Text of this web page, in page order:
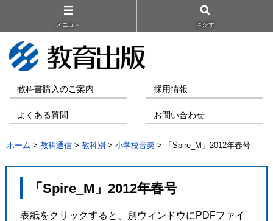
メニュ－ さがす
教科書購入のご案内 採用情報
よくある質問 お問い合わせ
ホーム >教科通信 >教科別 >小学校音楽 > 「Spire_M」2012年春号
「Spire_M」2012年春号
表紙をクリックすると、別ウィンドウにPDFファイ